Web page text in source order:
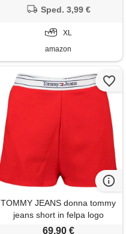
rapida blu denim xl
Sped. 3,99 €
XL
amazon
TOMMY JEANS donna tommy
jeans short in felpa logo
taping donna
69,90 €